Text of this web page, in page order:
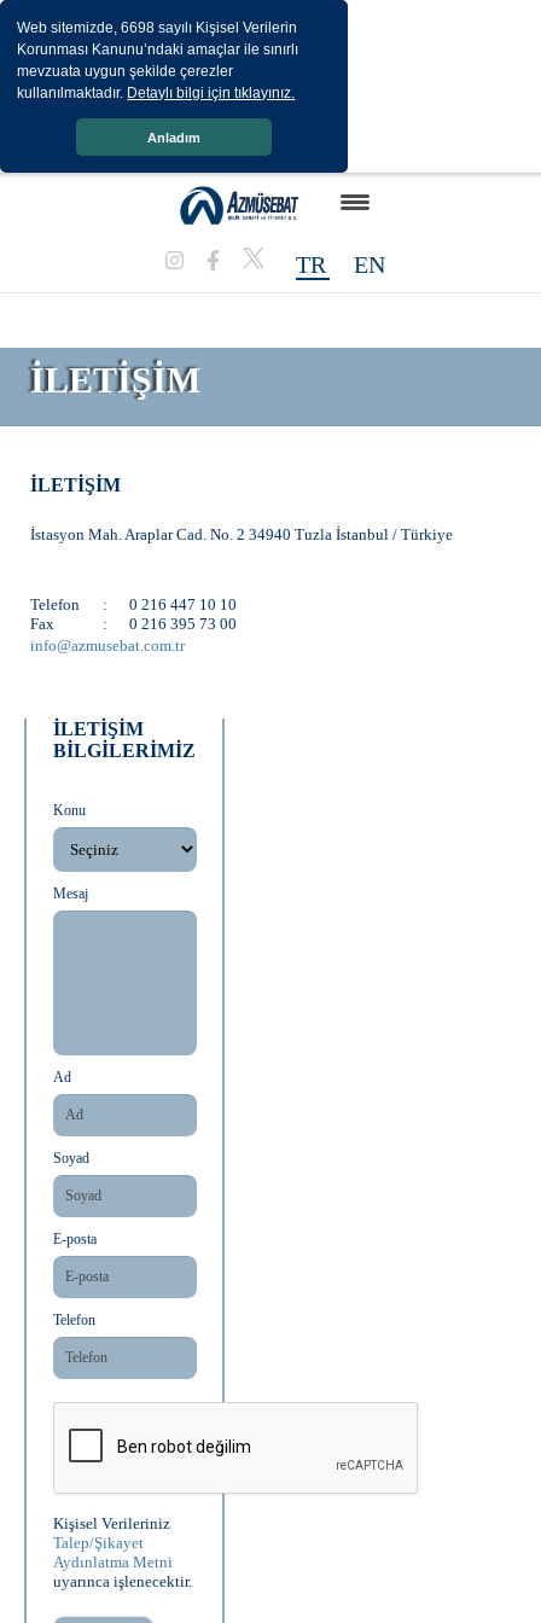
Web sitemizde, 6698 sayılı Kişisel Verilerin
Korunması Kanunu’ndaki amaçlar ile sınırlı
mevzuata uygun şekilde çerezler
kullanılmaktadır. Detaylı bilgi için tıklayınız.
Anladım
ÜRÜNLERİMİZ
GALERİ
DERBY KATALOG
BİLGİ TOPLUMU HİZMETLERİ
TR EN
İLETİŞİM
İLETİŞİM
İstasyon Mah. Araplar Cad. No. 2 34940 Tuzla İstanbul / Türkiye
Telefon :
0 216 447 10 10
Fax
:
0 216 395 73 00
info@azmusebat.com.tr
İLETİŞİM
BİLGİLERİMİZ
Konu
Mesaj
Ad
Soyad
E-posta
Telefon
Kişisel Verileriniz
Talep/Şikayet
Aydınlatma Metni
uyarınca işlenecektir.